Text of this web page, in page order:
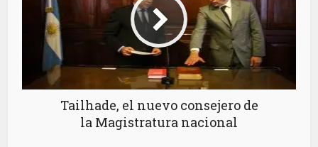
Tailhade, el nuevo consejero de
la Magistratura nacional